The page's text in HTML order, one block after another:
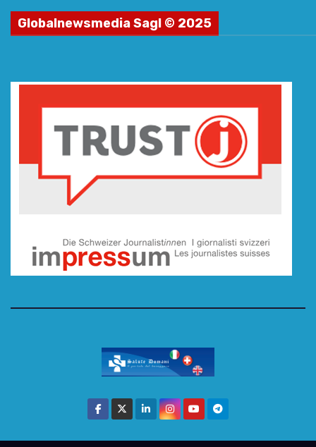
Globalnewsmedia Sagl © 2025